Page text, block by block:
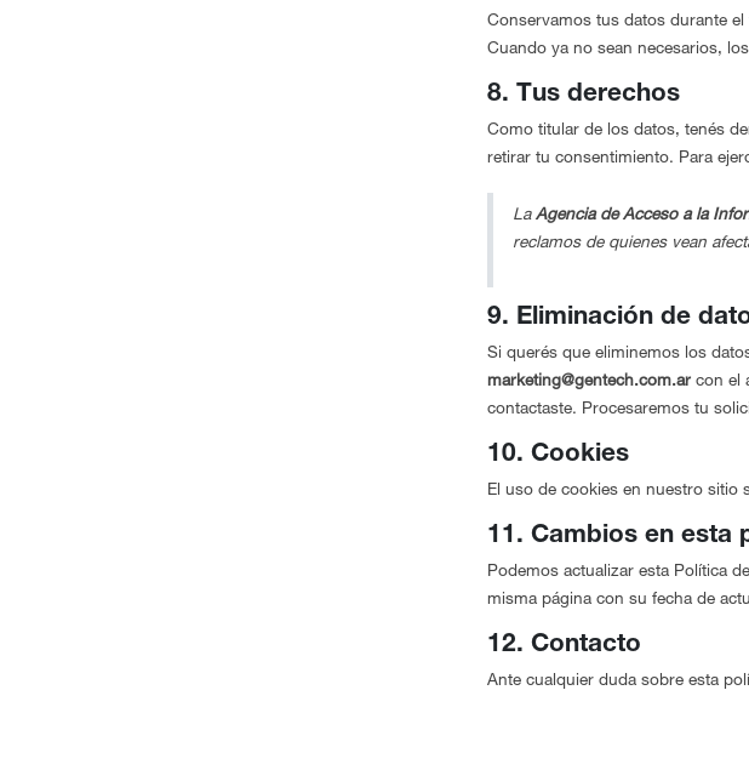
Conservamos tus datos durante
Cuando ya no sean necesarios,
8. Tus derechos
Como titular de los datos, tenés
retirar tu consentimiento. Para
La Agencia de Acceso a la
reclamos de quienes vean
9. Eliminación de
Si querés que eliminemos los
marketing@gentech.com.ar con el
contactaste. Procesaremos tu
10. Cookies
El uso de cookies en nuestro sitio
11. Cambios en esta
Podemos actualizar esta Política
misma página con su fecha de
12. Contacto
Ante cualquier duda sobre esta